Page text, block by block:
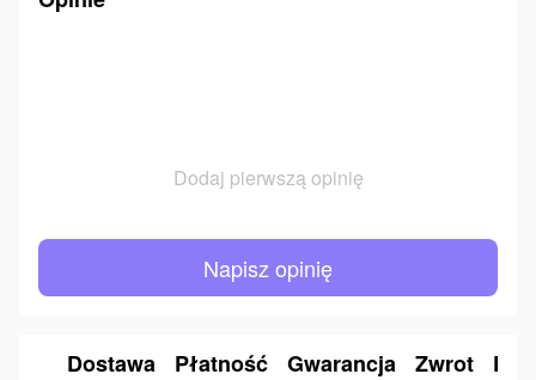
Dodaj pierwszą opinię
Napisz opinię
Dostawa Płatność Gwarancja Zwrot